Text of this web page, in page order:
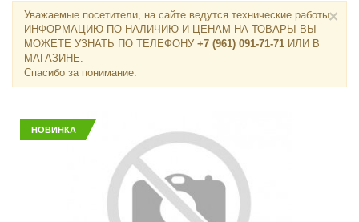
Уважаемые посетители, на сайте ведутся технические работы.
ИНФОРМАЦИЮ ПО НАЛИЧИЮ И ЦЕНАМ НА ТОВАРЫ ВЫ
МОЖЕТЕ УЗНАТЬ ПО ТЕЛЕФОНУ +7 (961) 091-71-71 ИЛИ В
МАГАЗИНЕ.
Спасибо за понимание.
×
НОВИНКА